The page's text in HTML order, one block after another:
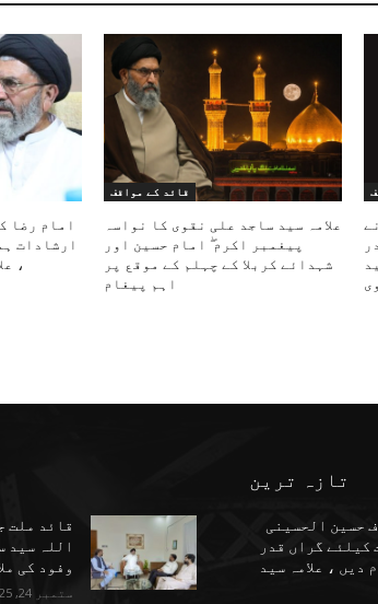
قائد کے مواقف
علامہ سید ساجد علی نقوی کا نواسہ
پیغمبر اکرم ۖ امام حسین اور
شہدائے کربلا کے چہلم کے موقع پر
اہم پیغام
امام رضا
ارشادات
،
قائد ملت
اللہ سید
وفود کی
ستمبر 24, 2025
تازہ ترین
حسین الحسینی
کیلئے گراں قدر
دیں ، علامہ سید